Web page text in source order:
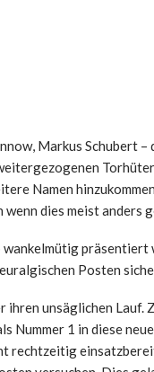
Markus Schubert –
Torhüter
Namen
dies meist anders
präsentiert
Posten
ihren unsäglichen Lauf.
Nummer 1 in diese
einsatzbereit